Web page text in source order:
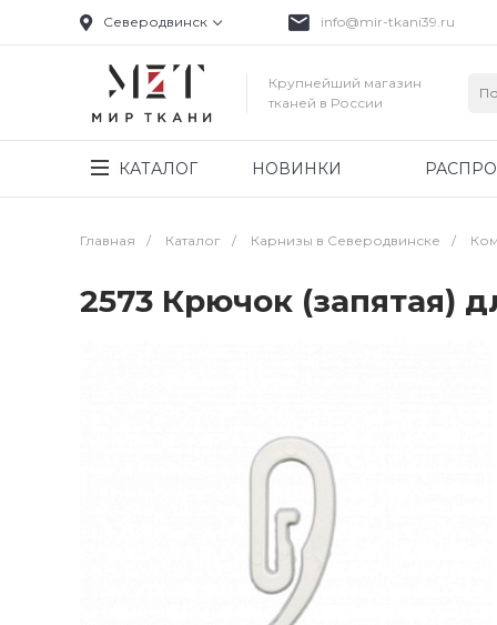
Северодвинск info@mir-tkani39.ru
Крупнейший магазин
тканей в России
КАТАЛОГ НОВИНКИ
Главная / Каталог / Карнизы в Северодвинске /
2573 Крючок (запятая)